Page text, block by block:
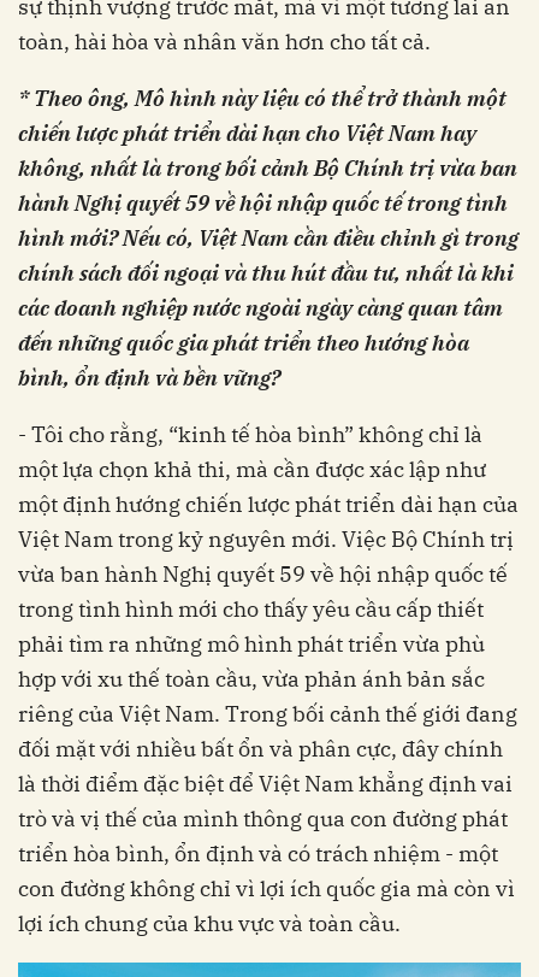
sự thịnh vượng trước mắt, mà vì một tương lai an
toàn, hài hòa và nhân văn hơn cho tất cả.
* Theo ông, Mô hình này liệu có thể trở thành một
chiến lược phát triển dài hạn cho Việt Nam hay
không, nhất là trong bối cảnh Bộ Chính trị vừa ban
hành Nghị quyết 59 về hội nhập quốc tế trong tình
hình mới? Nếu có, Việt Nam cần điều chỉnh gì trong
chính sách đối ngoại và thu hút đầu tư, nhất là khi
các doanh nghiệp nước ngoài ngày càng quan tâm
đến những quốc gia phát triển theo hướng hòa
bình, ổn định và bền vững?
- Tôi cho rằng, “kinh tế hòa bình” không chỉ là
một lựa chọn khả thi, mà cần được xác lập như
một định hướng chiến lược phát triển dài hạn của
Việt Nam trong kỷ nguyên mới. Việc Bộ Chính trị
vừa ban hành Nghị quyết 59 về hội nhập quốc tế
trong tình hình mới cho thấy yêu cầu cấp thiết
phải tìm ra những mô hình phát triển vừa phù
hợp với xu thế toàn cầu, vừa phản ánh bản sắc
riêng của Việt Nam. Trong bối cảnh thế giới đang
đối mặt với nhiều bất ổn và phân cực, đây chính
là thời điểm đặc biệt để Việt Nam khẳng định vai
trò và vị thế của mình thông qua con đường phát
triển hòa bình, ổn định và có trách nhiệm - một
con đường không chỉ vì lợi ích quốc gia mà còn vì
lợi ích chung của khu vực và toàn cầu.